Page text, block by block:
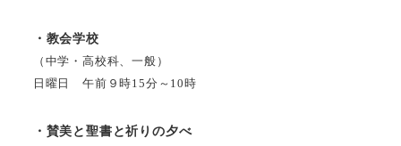
・教会学校
（中学・高校科、一般）
日曜日 午前９時15分～10時
・賛美と聖書と祈りの夕べ